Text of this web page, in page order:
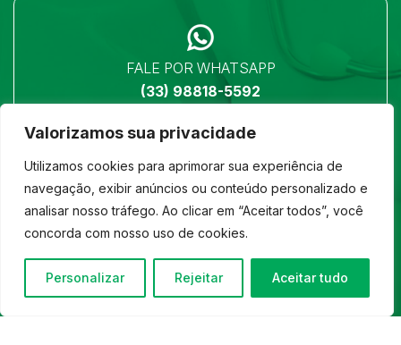
Valorizamos sua privacidade
Utilizamos cookies para aprimorar sua experiência de
navegação, exibir anúncios ou conteúdo personalizado e
analisar nosso tráfego. Ao clicar em “Aceitar todos”, você
concorda com nosso uso de cookies.
Personalizar Rejeitar Aceitar tudo
FALE POR WHATSAPP
(33) 98818-5592
LOCALIZAÇÃO